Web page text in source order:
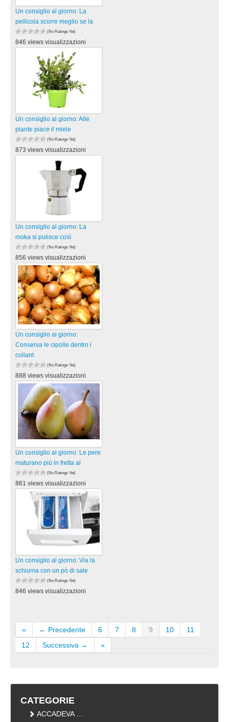
Un consiglio al giorno: La
pellicola scorre meglio se la
(No Ratings Yet)
846 views visualizzazioni
Un consiglio al giorno: Alle
piante piace il miele
(No Ratings Yet)
873 views visualizzazioni
Un consiglio al giorno: La
moka si pulisce così
(No Ratings Yet)
856 views visualizzazioni
Un consiglio al giorno:
Conserva le cipolle dentro i
collant
(No Ratings Yet)
888 views visualizzazioni
Un consiglio al giorno: Le pere
maturano più in fretta al
(No Ratings Yet)
861 views visualizzazioni
Un consiglio al giorno: Via la
schiuma con un pò di sale
(No Ratings Yet)
846 views visualizzazioni
« ← Precedente 6 7 8 9 10
11
12
Successiva → »
CATEGORIE
ACCADEVA …